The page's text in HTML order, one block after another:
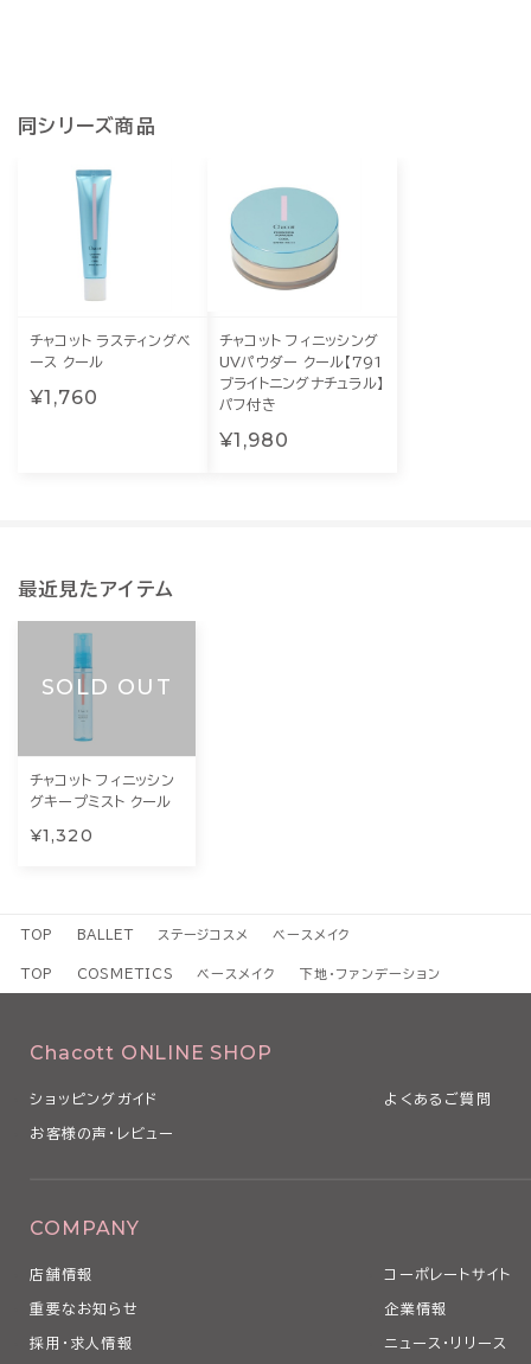
同シリーズ商品
チャコット ラスティングベ
ース クール
¥1,760
チャコット フィニッシング
UVパウダー クール【791
ブライトニングナチュラル】
パフ付き
¥1,980
最近見たアイテム
SOLD OUT
チャコット フィニッシン
グキープミスト クール
¥1,320
TOP BALLET ステージコスメ ベースメイク
TOP COSMETICS ベースメイク 下地・ファンデーション
Chacott ONLINE SHOP
ショッピングガイド よくあるご質問
お客様の声・レビュー
COMPANY
店舗情報 コーポレートサイト
重要なお知らせ 企業情報
採用・求人情報 ニュース・リリース